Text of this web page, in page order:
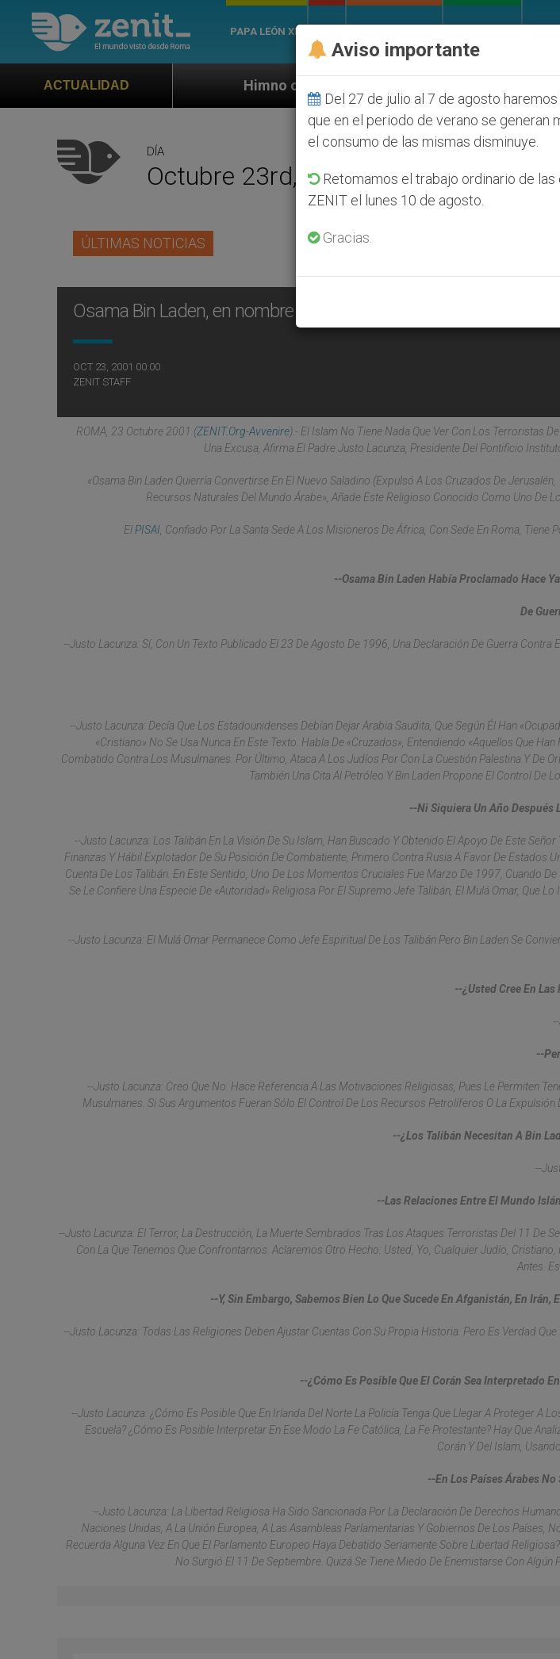
PAPA LEÓN XIV
ACTUALIDADHimno oficial de la Jornada Mundial de la Juventud Seúl 2027
DÍA
Octubre 23rd, 2001
ÚLTIMAS NOTICIAS
Osama Bin Laden, en nombre de Alá… o más bien del petróleo
OCT 23, 2001 00:00
ZENIT STAFF
ROMA, 23 Octubre 2001 (ZENIT.org-Avvenire).- El Islam No Tiene Nada Que Ver Con Los Terroristas
Una Excusa, Afirma El Padre Justo Lacunza, Presidente Del Pontificio
«Osama Bin Laden Quierría Convertirse En El Nuevo Saladino (expulsó A Los Cruzados De
Recursos Naturales Del Mundo Árabe», Añade Este Religioso Conocido Como Uno De
ElPISAI , Confiado Por La Santa Sede A Los Misioneros De África, Con Sede En Roma,
--Osama Bin Laden Había Proclamado Hace
De
--Justo Lacunza: Sí, Con Un Texto Publicado El 23 De Agosto De 1996, Una Declaración De Guerra
--Justo Lacunza: Decía Que Los Estadounidenses Debían Dejar Arabia Saudita, Que Según Él Han
«cristiano» No Se Usa Nunca En Este Texto. Habla De «cruzados», Entendiendo «aquellos Que
Combatido Contra Los Musulmanes. Por Último, Ataca A Los Judíos Por Con La Cuestión Palestina Y De
También Una Cita Al Petróleo Y Bin Laden Propone El Control De
--Ni Siquiera Un Año Después
--Justo Lacunza: Los Talibán En La Visión De Su Islam, Han Buscado Y Obtenido El Apoyo De Este
Finanzas Y Hábil Explotador De Su Posición De Combatiente, Primero Contra Rusia A Favor De Estados
Cuenta De Los Talibán. En Este Sentido, Uno De Los Momentos Cruciales Fue Marzo De 1997, Cuando
Se Le Confiere Una Especie De «autoridad» Religiosa Por El Supremo Jefe Talibán, El Mulá Omar, Que
--Justo Lacunza: El Mulá Omar Permanece Como Jefe Espiritual De Los Talibán Pero Bin Laden Se
--¿Usted Cree En
--
--Justo Lacunza: Creo Que No. Hace Referencia A Las Motivaciones Religiosas, Pues Le Permiten
Musulmanes. Si Sus Argumentos Fueran Sólo El Control De Los Recursos Petrolíferos O La Expulsión
--¿Los Talibán Necesitan A Bin
--
--Las Relaciones Entre El Mundo
--Justo Lacunza: El Terror, La Destrucción, La Muerte Sembrados Tras Los Ataques Terroristas Del 11 De
Con La Que Tenemos Que Confrontarnos. Aclaremos Otro Hecho: Usted, Yo, Cualquier Judío,
Antes.
--Y, Sin Embargo, Sabemos Bien Lo Que Sucede En Afganistán, En Irán,
--Justo Lacunza: Todas Las Religiones Deben Ajustar Cuentas Con Su Propia Historia. Pero Es Verdad
--¿Cómo Es Posible Que El Corán Sea Interpretado
--Justo Lacunza: ¿Cómo Es Posible Que En Irlanda Del Norte La Policía Tenga Que Llegar A Proteger A
Escuela? ¿Cómo Es Posible Interpretar En Ese Modo La Fe Católica, La Fe Protestante? Hay Que
Corán Y Del Islam,
--En Los Países Árabes
--Justo Lacunza: La Libertad Religiosa Ha Sido Sancionada Por La Declaración De Derechos
Naciones Unidas, A La Unión Europea, A Las Asambleas Parlamentarias Y Gobiernos De Los Países,
Recuerda Alguna Vez En Que El Parlamento Europeo Haya Debatido Seriamente Sobre Libertad
No Surgió El 11 De Septiembre. Quizá Se Tiene Miedo De Enemistarse Con Algún
Aviso importante
Del 27 de julio al 7 de agosto
que en el periodo de verano se generan
el consumo de las mismas disminuye.
Retomamos el trabajo ordinario de
ZENIT el lunes 10 de agosto.
Gracias.